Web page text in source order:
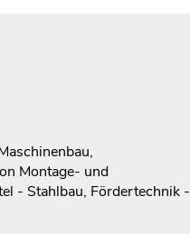
Montage- und
- Stahlbau, Fördertechnik -